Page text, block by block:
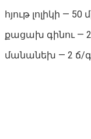
հյութ լոլիկի — 50
քացախ գինու —
մանանեխ — 2 ճ/